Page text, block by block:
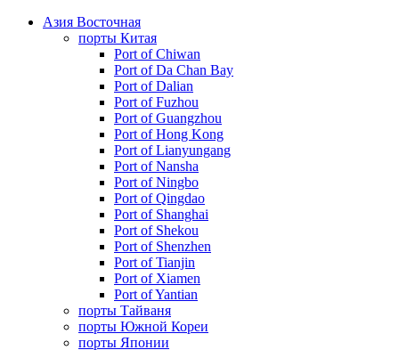
Азия Восточная
порты Китая
Port of Chiwan
Port of Da Chan Bay
Port of Dalian
Port of Fuzhou
Port of Guangzhou
Port of Hong Kong
Port of Lianyungang
Port of Nansha
Port of Ningbo
Port of Qingdao
Port of Shanghai
Port of Shekou
Port of Shenzhen
Port of Tianjin
Port of Xiamen
Port of Yantian
порты Тайваня
порты Южной Кореи
порты Японии